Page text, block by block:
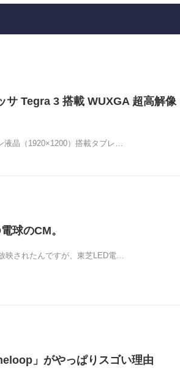
サ Tegra 3 搭載 WUXGA 超高解像
液晶（1920×1200）搭載タブレ…
球のCM。
映されたんですが、東芝LED電…
」がやっぱりスゴい理由